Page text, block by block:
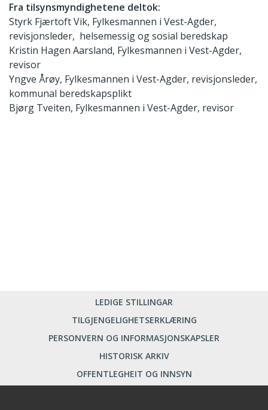
Fra tilsynsmyndighetene deltok:
Styrk Fjærtoft Vik, Fylkesmannen i Vest-Agder,
revisjonsleder, helsemessig og sosial beredskap
Kristin Hagen Aarsland, Fylkesmannen i Vest-Agder,
revisor
Yngve Årøy, Fylkesmannen i Vest-Agder, revisjonsleder,
kommunal beredskapsplikt
Bjørg Tveiten, Fylkesmannen i Vest-Agder, revisor
LEDIGE STILLINGAR
TILGJENGELIGHETSERKLÆRING
PERSONVERN OG INFORMASJONSKAPSLER
HISTORISK ARKIV
OFFENTLEGHEIT OG INNSYN